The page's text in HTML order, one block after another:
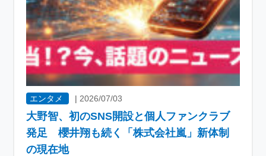
エンタメ | 2026/07/03
大野智、初のSNS開設と個人ファンクラブ
発足 櫻井翔も続く「株式会社嵐」新体制
の現在地